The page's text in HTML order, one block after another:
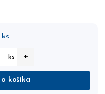
ks +
košíka